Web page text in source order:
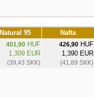
Natural 95 Nafta
401,90HUF
1,309 EUR
(39,43 SKK)
426,90HUF
1,390 EUR
(41,89 SKK)